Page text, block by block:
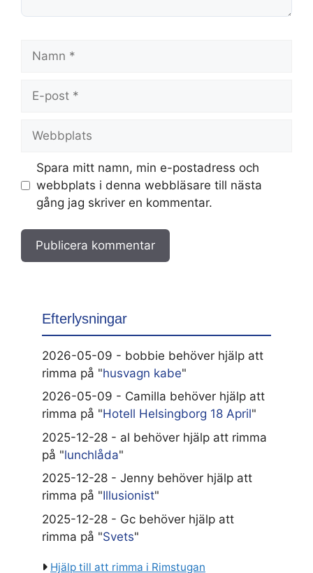
post
Spara mitt namn, min e-postadress och
webbplats i denna webbläsare till nästa
gång jag skriver en kommentar.
Efterlysningar
2026-05-09 - bobbie behöver hjälp att
rimma på "husvagn kabe"
2026-05-09 - Camilla behöver hjälp att
rimma på "Hotell Helsingborg 18 April"
2025-12-28 - al behöver hjälp att rimma
på "lunchlåda"
2025-12-28 - Jenny behöver hjälp att
rimma på "Illusionist"
2025-12-28 - Gc behöver hjälp att
rimma på "Svets"
Hjälp till att rimma i Rimstugan